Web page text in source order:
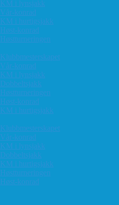
KM i lynsjakk
Vår-konrad
KM i hurtigsjakk
Høst-konrad
Høstturneringen
Klubbmesterskapet
Vår-konrad
KM i lynsjakk
Dobbeltsjakk
Høstturneringen
Høst-konrad
KM i hurtigsjakk
Klubbmesterskapet
Vår-konrad
KM i lynsjakk
Dobbeltsjakk
KM i hurtigsjakk
Høstturneringen
Høst-konrad